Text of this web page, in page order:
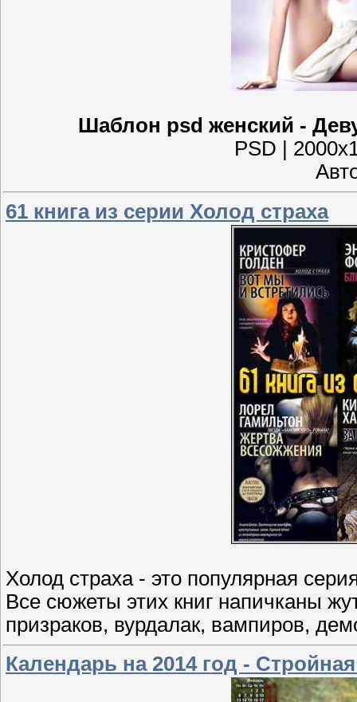
Шаблон psd женский -
PSD |
61 книга из серии Холод страха
Холод страха - это популярная
Все сюжеты этих книг напичканы
призраков, вурдалак, вампиров,
Календарь на 2014 год -